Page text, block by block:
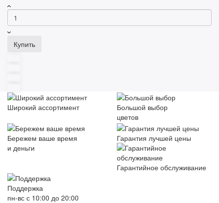
Купить
Широкий ассортимент
Большой выбор
цветов
Бережем ваше время
и деньги
Гарантия лучшей цены
Гарантийное обслуживание
Поддержка
пн-вс с 10:00 до 20:00